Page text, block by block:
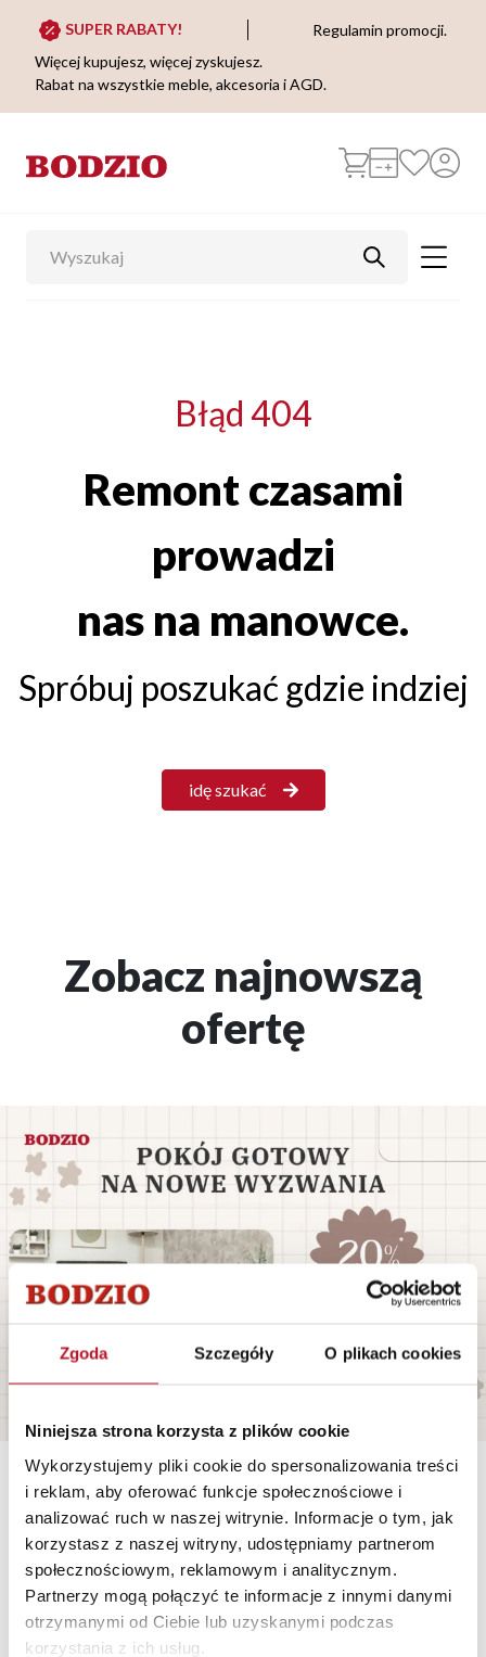
Zgoda Szczegóły O plikach cookies
Niniejsza strona korzysta z plików cookie
Wykorzystujemy pliki cookie do spersonalizowania treści
i reklam, aby oferować funkcje społecznościowe i
analizować ruch w naszej witrynie. Informacje o tym, jak
korzystasz z naszej witryny, udostępniamy partnerom
społecznościowym, reklamowym i analitycznym.
Partnerzy mogą połączyć te informacje z innymi danymi
otrzymanymi od Ciebie lub uzyskanymi podczas
korzystania z ich usług.
SUPER RABATY!
Regulamin promocji.
Więcej kupujesz, więcej zyskujesz.
Rabat na wszystkie meble, akcesoria i AGD.
Błąd 404
Remont czasami
prowadzi
nas na manowce.
Spróbuj poszukać gdzie indziej
idę szukać
Zobacz najnowszą
ofertę
Polecane Nowości Promocje